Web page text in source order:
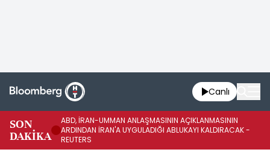
Canlı
SON
DAKİKA
ABD, İRAN-UMMAN ANLAŞMASININ AÇIKLANMASININ
ARDINDAN İRAN'A UYGULADIĞI ABLUKAYI KALDIRACAK -
REUTERS